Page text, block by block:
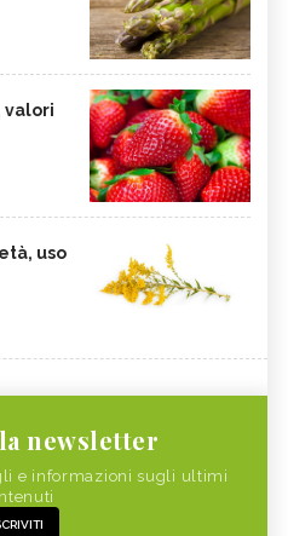
valori
uso
newsletter
e informazioni sugli ultimi